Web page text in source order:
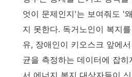
엇이 문제인지'는 보여줘도 '
지 못한다. 독거노인이 복지
유, 장애인이 키오스크 앞에
균을 측정하는 데이터에 잡히
서 에너지 복지 대상자들이